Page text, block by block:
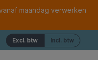
maandag verwerken
Incl. btw
Excl. btw